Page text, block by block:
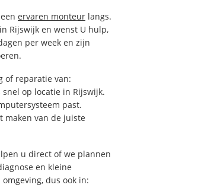
ervaren monteur langs.
Rijswijk en wenst U hulp,
per week en zijn
of reparatie van:
op locatie in Rijswijk.
past.
maken van de juiste
u direct of we plannen
en kleine
dus ook in: